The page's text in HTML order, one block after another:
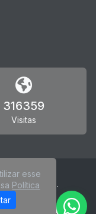
316359
Visitas
reservados.
esse
Política